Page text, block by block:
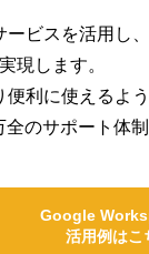
ビスを活用し
現します。
利に使えるよ
のサポート体
Google
活用例はこ